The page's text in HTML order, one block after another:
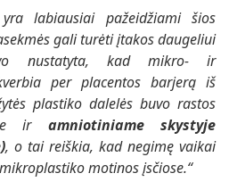
labiausiai pažeidžiami šios
gali turėti įtakos daugeliui
nustatyta, kad mikro- ir
per placentos barjerą iš
plastiko dalelės buvo rastos
ir amniotiniame skystyje
, o tai reiškia, kad negimę vaikai
motinos įsčiose.“